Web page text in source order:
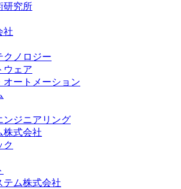
研究所
社
クノロジー
ウェア
オートメーション
ンジニアリング
株式会社
ク
テム株式会社